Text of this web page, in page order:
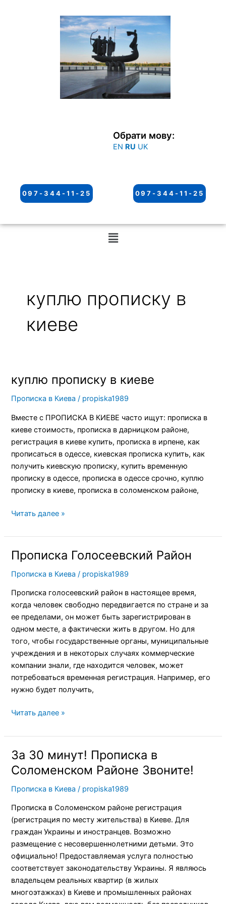
Обрати мову:
EN RU UK
097-344-11-25 097-344-11-25
Меню
куплю прописку в
киеве
куплю прописку в киеве
Прописка в Киева / propiska1989
Вместе с ПРОПИСКА В КИЕВЕ часто ищут: прописка в
киеве стоимость, прописка в дарницком районе,
регистрация в киеве купить, прописка в ирпене, как
прописаться в одессе, киевская прописка купить, как
получить киевскую прописку, купить временную
прописку в одессе, прописка в одессе срочно, куплю
прописку в киеве, прописка в соломенском районе,
куплю
в
киеве
Читать далее »
Прописка Голосеевский Район
Прописка в Киева / propiska1989
Прописка голосеевский район в настоящее время,
когда человек свободно передвигается по стране и за
ее пределами, он может быть зарегистрирован в
одном месте, а фактически жить в другом. Но для
того, чтобы государственные органы, муниципальные
учреждения и в некоторых случаях коммерческие
компании знали, где находится человек, может
потребоваться временная регистрация. Например, его
нужно будет получить,
Прописка
Район
Читать далее »
За 30 минут! Прописка в
Соломенском Районе Звоните!
Прописка в Киева / propiska1989
Прописка в Соломенском районе регистрация
(регистрация по месту жительства) в Киеве. Для
граждан Украины и иностранцев. Возможно
размещение с несовершеннолетними детьми. Это
официально! Предоставляемая услуга полностью
соответствует законодательству Украины. Я являюсь
владельцем реальных квартир (в жилых
многоэтажках) в Киеве и промышленных районах
За
30
минут!
Прописка
Соломенском
Районе
Звоните!